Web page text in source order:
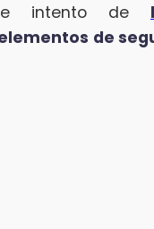
intento de
de